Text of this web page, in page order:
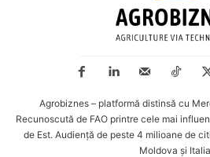
Agrobiznes – platformă distinsă cu
Recunoscută de FAO printre cele mai
de Est. Audiență de peste 4 milioane de
Moldova și